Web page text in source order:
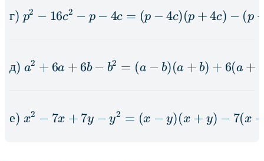
\text{г) } p^2 - 16c^2 -
г) p2 − 16c2 − p − 4c = (p −4c)(p + 4c) − (p
\text{д) } a^2 + 6a +
д) a2 + 6a + 6b − b2 = (a − b)(a + b) + 6(a +
\text{е) } x^2 - 7x +
е) x2 − 7x + 7y − y2 = (x − y)(x + y) − 7(x